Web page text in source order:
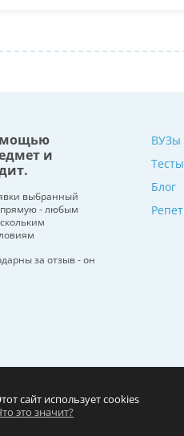
и
выбранный
- любым
за отзыв - он
ВУЗы
Блог
сайт использует cookies
это значит?